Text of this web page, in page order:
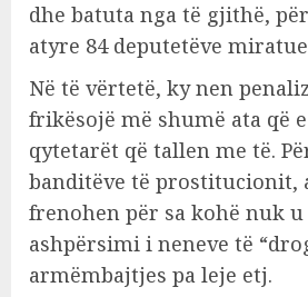
dhe batuta nga të gjithë,
atyre 84 deputetëve
Në të vërtetë, ky nen
frikësojë më shumë ata që
qytetarët që tallen me të.
banditëve të prostitucionit,
frenohen për sa kohë nuk
ashpërsimi i neneve të
armëmbajtjes pa leje etj.